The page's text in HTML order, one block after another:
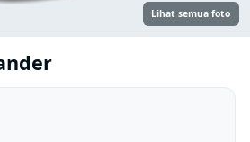
Lihat semua foto